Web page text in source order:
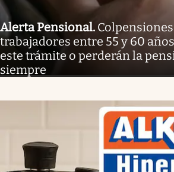
Alerta Pensional.
trabajadores entre 55 y 60
este trámite o perderán la
siempre